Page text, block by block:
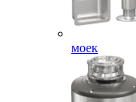
моек